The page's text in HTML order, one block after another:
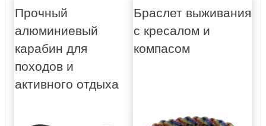
Прочный
алюминиевый
карабин для
походов и
активного отдыха
Браслет выживания
с кресалом и
компасом